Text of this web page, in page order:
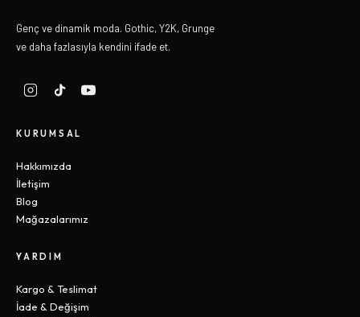
Genç ve dinamik moda. Gothic, Y2K, Grunge
ve daha fazlasıyla kendini ifade et.
KURUMSAL
Hakkımızda
İletişim
Blog
Mağazalarımız
YARDIM
Kargo & Teslimat
İade & Değişim